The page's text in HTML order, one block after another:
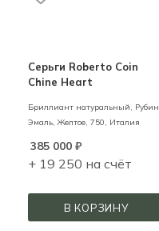
Серьги Roberto Coin
Chine Heart
Бриллиант натуральный, Рубин,
Эмаль, Желтое, 750, Италия
385 000 ₽
+ 19 250 на счёт
В КОРЗИНУ